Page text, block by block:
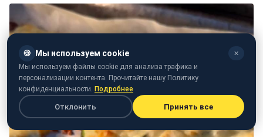
🍪 Мы используем cookie ✕
Мы используем файлы cookie для анализа трафика и
персонализации контента. Прочитайте нашу Политику
конфиденциальности. Подробнее
Отклонить Принять все